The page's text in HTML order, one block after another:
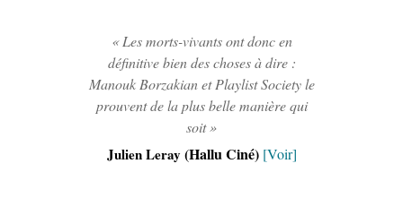
« Les morts-vivants ont donc en
définitive bien des choses à dire :
Manouk Borzakian et Playlist Society le
prouvent de la plus belle manière qui
soit »
Julien Leray (Hallu Ciné) [Voir]